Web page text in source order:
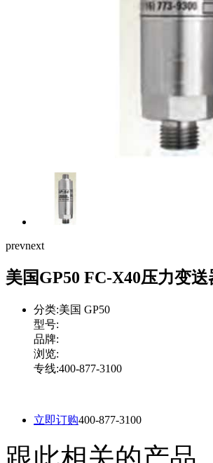
prevnext
美国GP50 FC-X40压力变送
分类:美国 GP50
型号:
品牌:
浏览:
专线:400-877-3100
立即订购400-877-3100